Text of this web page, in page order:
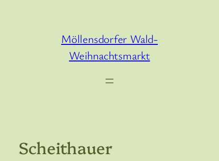
Möllensdorfer Wald-
Weihnachtsmarkt
Scheithauer